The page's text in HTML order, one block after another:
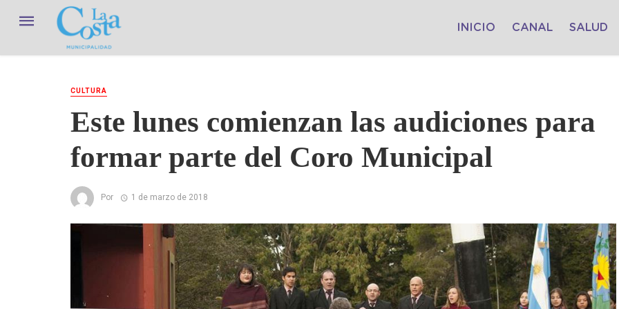
INICIO CANAL SALUD
CULTURA
Este lunes comienzan las audiciones para
formar parte del Coro Municipal
Por 1 de marzo de 2018